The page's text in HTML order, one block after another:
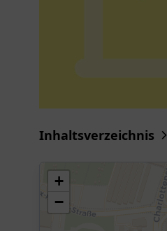
Inhaltsverzeichnis
+
−